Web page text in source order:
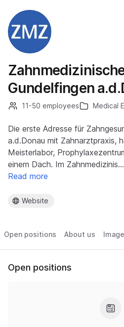
Gundelfingen
11-50 employees Medical
Die erste Adresse für
a.d.Donau mit Zahnarztpraxis,
Meisterlabor,
einem Dach. Im Zahnmedizinis…
Read more
Website
Open positions About us
Open positions